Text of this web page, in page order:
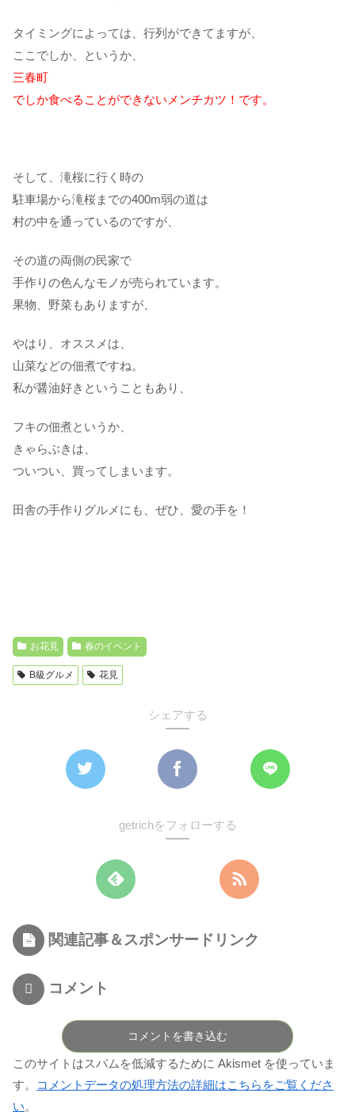
タイミングによっては、行列ができてますが、
ここでしか、というか、
三春町
でしか食べることができないメンチカツ！です。
そして、滝桜に行く時の
駐車場から滝桜までの400m弱の道は
村の中を通っているのですが、
その道の両側の民家で
手作りの色んなモノが売られています。
果物、野菜もありますが、
やはり、オススメは、
山菜などの佃煮ですね。
私が醤油好きということもあり、
フキの佃煮というか、
きゃらぶきは、
ついつい、買ってしまいます。
田舎の手作りグルメにも、ぜひ、愛の手を！
お花見 春のイベント
B級グルメ 花見
シェアする
getrichをフォローする
関連記事＆スポンサードリンク
コメント
コメントを書き込む
このサイトはスパムを低減するために Akismet を使っていま
す。
コメントデータの処理方法の詳細はこちらをご覧くださ
い。